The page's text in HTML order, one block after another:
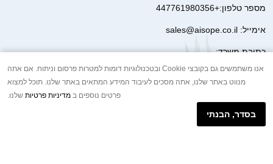
מספר טלפון:+447761980356
אימייל: sales@aisope.co.il
כתובת משרד:
41 Devonshire Street Ground Floor Office 1 London W1G 7AJ
United Kingdom
+44 7410 2065017
הודעת וואטסאפ באינטרנט
אנו משתמשים גם בקובצי Cookie ובטכנולוגיות דומות למטרות פרסום וניתוח. אם אתה
מנווט באתר שלנו, אתה מסכים לעיבוד המידע המתאים באתר שלנו. תוכל למצוא
פרטים נוספים ב מדיניות פרטיות שלנו.
בסדר, הבנתי